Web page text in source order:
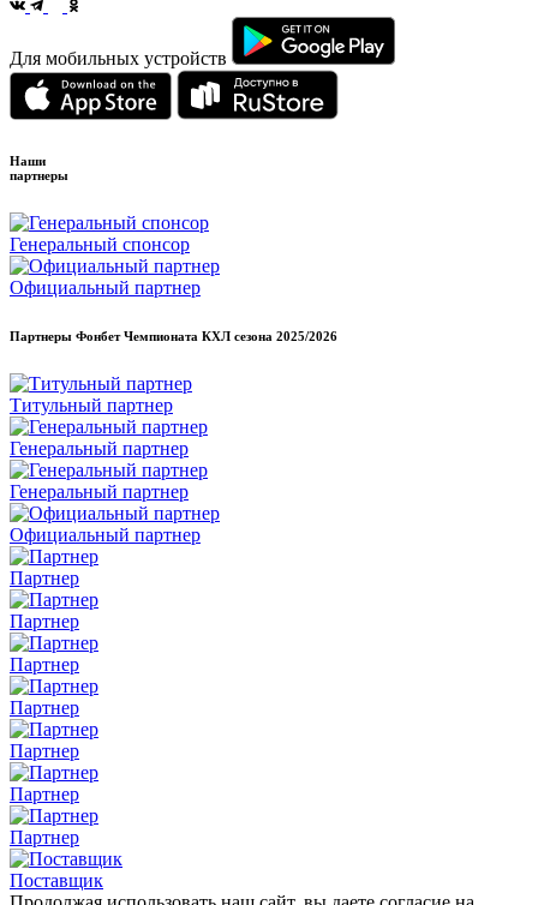
Для мобильных устройств
Наши
партнеры
Генеральный спонсор
Официальный партнер
Партнеры Фонбет Чемпионата КХЛ сезона 2025/2026
Титульный партнер
Генеральный партнер
Генеральный партнер
Официальный партнер
Партнер
Партнер
Партнер
Партнер
Партнер
Партнер
Партнер
Поставщик